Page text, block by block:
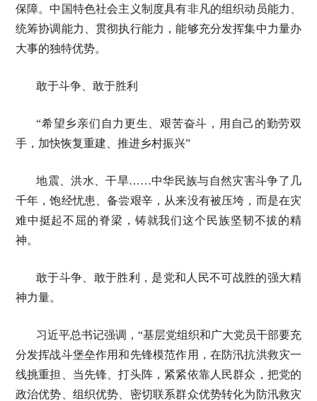
保障。中国特色社会主义制度具有非凡的组织动员能力、
统筹协调能力、贯彻执行能力，能够充分发挥集中力量办
大事的独特优势。
敢于斗争、敢于胜利
“希望乡亲们自力更生、艰苦奋斗，用自己的勤劳双
手，加快恢复重建、推进乡村振兴”
地震、洪水、干旱……中华民族与自然灾害斗争了几
千年，饱经忧患、备尝艰辛，从来没有被压垮，而是在灾
难中挺起不屈的脊梁，铸就我们这个民族坚韧不拔的精
神。
敢于斗争、敢于胜利，是党和人民不可战胜的强大精
神力量。
习近平总书记强调，“基层党组织和广大党员干部要充
分发挥战斗堡垒作用和先锋模范作用，在防汛抗洪救灾一
线挑重担、当先锋、打头阵，紧紧依靠人民群众，把党的
政治优势、组织优势、密切联系群众优势转化为防汛救灾